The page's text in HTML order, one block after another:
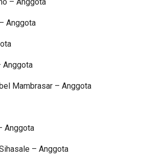
– Anggota
Anggota
Anggota
Mambrasar – Anggota
Anggota
– Anggota